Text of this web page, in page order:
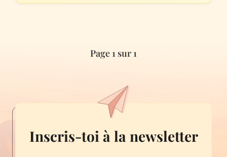
Page 1 sur 1
Inscris-toi à la newsletter